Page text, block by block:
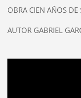
OBRA CIEN AÑOS DE
AUTOR GABRIEL